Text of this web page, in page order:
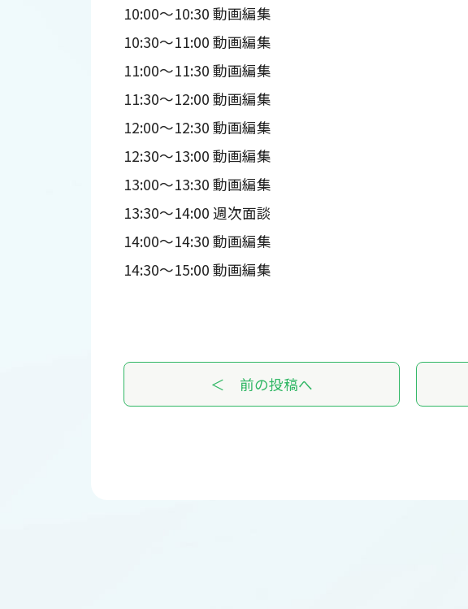
10:00～10:30 動画編集
10:30～11:00 動画編集
11:00～11:30 動画編集
11:30～12:00 動画編集
12:00～12:30 動画編集
12:30～13:00 動画編集
13:00～13:30 動画編集
13:30～14:00 週次面談
14:00～14:30 動画編集
14:30～15:00 動画編集
＜ 前の投稿へ